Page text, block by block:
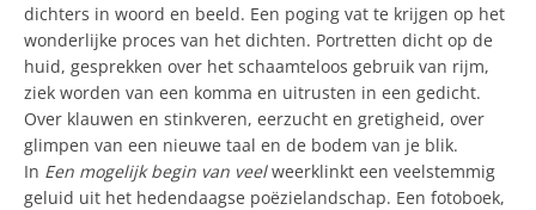
dichters in woord en beeld. Een poging vat te krijgen op het
wonderlijke proces van het dichten. Portretten dicht op de
huid, gesprekken over het schaamteloos gebruik van rijm,
ziek worden van een komma en uitrusten in een gedicht.
Over klauwen en stinkveren, eerzucht en gretigheid, over
glimpen van een nieuwe taal en de bodem van je blik.
In Een mogelijk begin van veelweerklinkt een veelstemmig
geluid uit het hedendaagse poëzielandschap. Een fotoboek,